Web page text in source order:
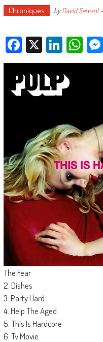
Chroniques byDavid Servant-
Facebook
X
The Fear
2. Dishes
3. Party Hard
4. Help The Aged
5. This Is Hardcore
6. Tv Movie